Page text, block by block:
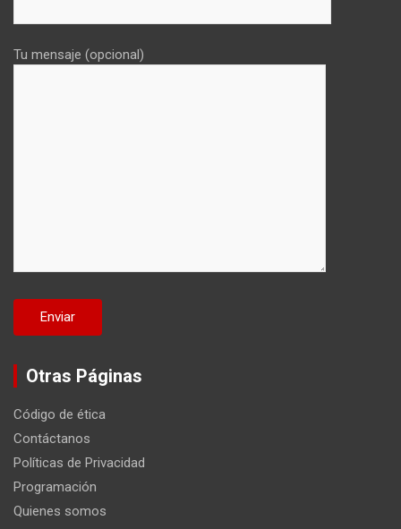
Tu mensaje (opcional)
Otras Páginas
Código de ética
Contáctanos
Políticas de Privacidad
Programación
Quienes somos